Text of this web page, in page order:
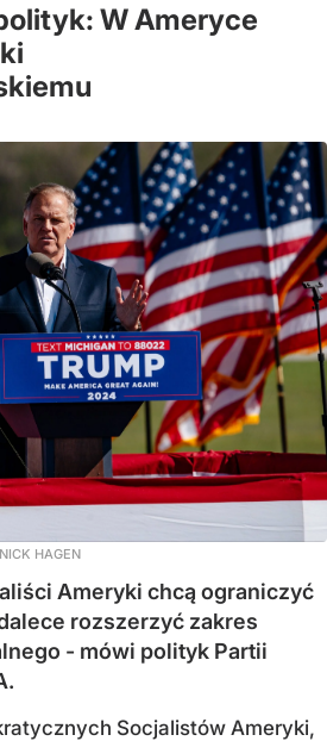
W Ameryce
NICK HAGEN
Ameryki chcą ograniczyć
rozszerzyć zakres
- mówi polityk Partii
Socjalistów Ameryki,